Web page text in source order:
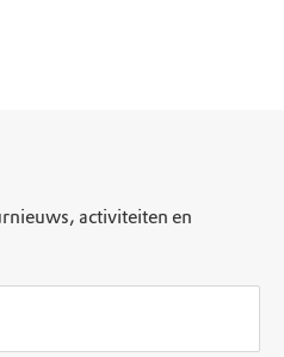
activiteiten en